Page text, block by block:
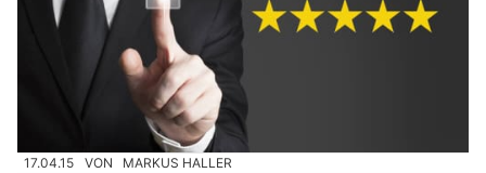
17.04.15 VON MARKUS HALLER